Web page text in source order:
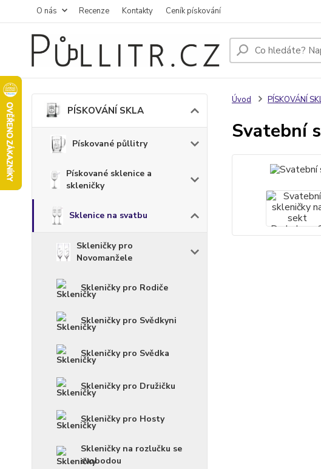
O nás Recenze Kontakty Ceník pískování
PÍSKOVÁNÍ SKLA
Pískované půllitry
Pískované sklenice a
skleničky
Sklenice na svatbu
Skleničky pro
Novomanžele
Skleničky pro Rodiče
Skleničky pro Svědkyni
Skleničky pro Svědka
Skleničky pro Družičku
Skleničky pro Hosty
Skleničky na rozlučku se
svobodou
Úvod PÍSKOVÁNÍ
Svatební